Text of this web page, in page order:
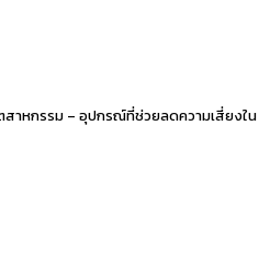
สาหกรรม – อุปกรณ์ที่ช่วยลดความเสี่ยงใน